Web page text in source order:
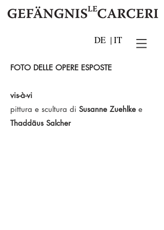
IT
|
DE
FOTO DELLE OPERE ESPOSTE
vis-à-vi
pittura e scultura di Susanne Zuehlke e
Thaddäus Salcher